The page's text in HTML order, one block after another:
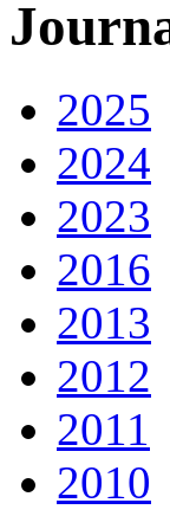
2025
2024
2023
2016
2013
2012
2011
2010